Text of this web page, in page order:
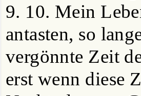
9. 10. Mein
antasten, so
vergönnte Zeit
erst wenn diese